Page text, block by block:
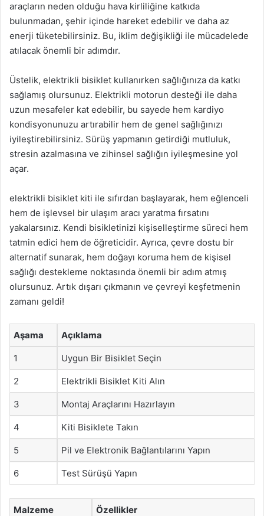
araçların neden olduğu hava kirliliğine katkıda
bulunmadan, şehir içinde hareket edebilir ve daha az
enerji tüketebilirsiniz. Bu, iklim değişikliği ile mücadelede
atılacak önemli bir adımdır.
Üstelik, elektrikli bisiklet kullanırken sağlığınıza da katkı
sağlamış olursunuz. Elektrikli motorun desteği ile daha
uzun mesafeler kat edebilir, bu sayede hem kardiyo
kondisyonunuzu artırabilir hem de genel sağlığınızı
iyileştirebilirsiniz. Sürüş yapmanın getirdiği mutluluk,
stresin azalmasına ve zihinsel sağlığın iyileşmesine yol
açar.
elektrikli bisiklet kiti ile sıfırdan başlayarak, hem eğlenceli
hem de işlevsel bir ulaşım aracı yaratma fırsatını
yakalarsınız. Kendi bisikletinizi kişiselleştirme süreci hem
tatmin edici hem de öğreticidir. Ayrıca, çevre dostu bir
alternatif sunarak, hem doğayı koruma hem de kişisel
sağlığı destekleme noktasında önemli bir adım atmış
olursunuz. Artık dışarı çıkmanın ve çevreyi keşfetmenin
zamanı geldi!
Aşama Açıklama
1 Uygun Bir Bisiklet Seçin
2 Elektrikli Bisiklet Kiti Alın
3 Montaj Araçlarını Hazırlayın
4 Kiti Bisiklete Takın
5 Pil ve Elektronik Bağlantılarını Yapın
6 Test Sürüşü Yapın
Malzeme Özellikler